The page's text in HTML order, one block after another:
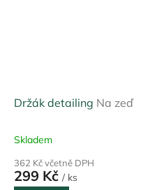
Držák detailing Na zeď
Skladem
362 Kč včetně DPH
299 Kč / ks